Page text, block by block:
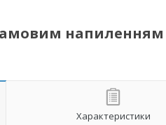
напиленням
Характеристики